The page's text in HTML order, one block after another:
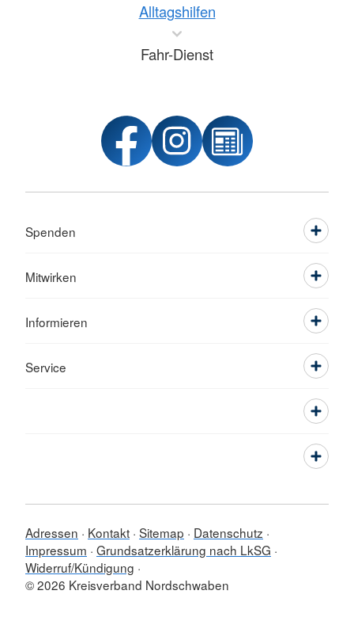
Alltagshilfen
Fahr-Dienst
Spenden
Mitwirken
Informieren
Service
Adressen Kontakt Sitemap
Datenschutz
Impressum Grundsatzerklärung nach LkSG
Widerruf/Kündigung
© 2026 Kreisverband Nordschwaben